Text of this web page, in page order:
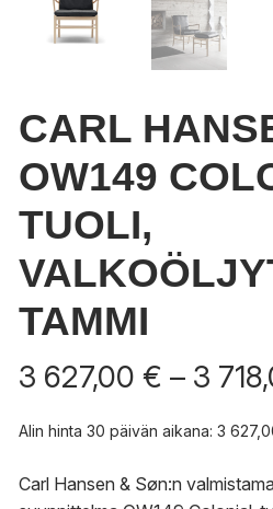
CARL
OW149
TUOLI,
TAMMI
3 627,00 € – 3
Alin hinta 30 päivän aikana: 3
Carl Hansen & Søn:n